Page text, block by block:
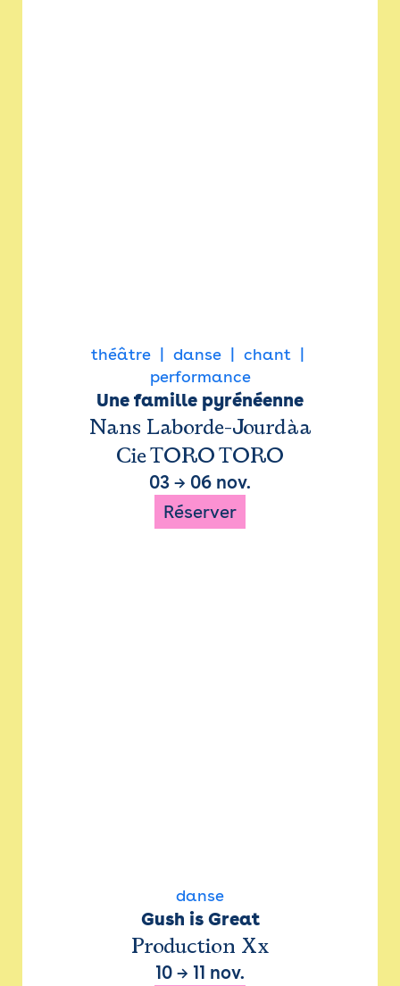
théâtre danse
chant
performance
Une famille pyrénéenne
Nans Laborde-Jourdàa
Cie TORO TORO
03 → 06 nov.
Réserver
danse
Gush is Great
Production Xx
10 → 11 nov.